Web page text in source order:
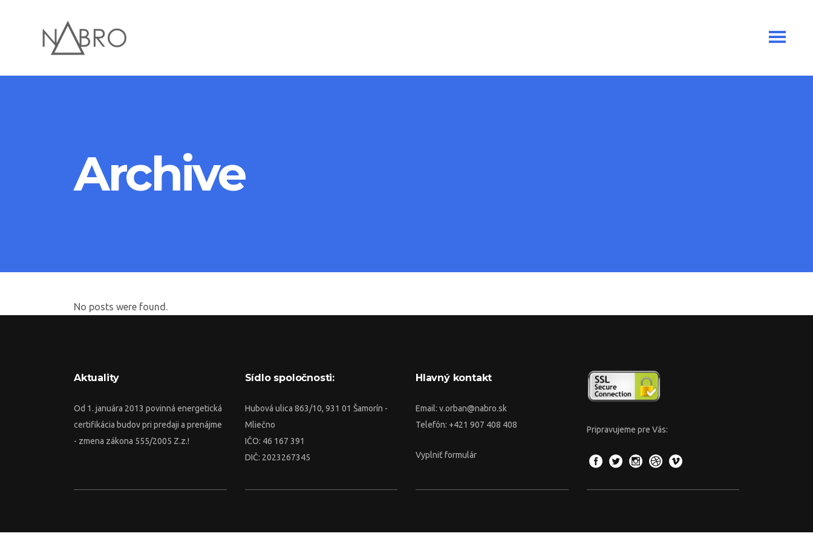
Archive
No posts were found.
Aktuality
Od 1. januára 2013 povinná energetická
certifikácia budov pri predaji a prenájme
- zmena zákona 555/2005 Z.z.!
Sídlo spoločnosti:
Hubová ulica 863/10, 931 01 Šamorín -
Mliečno
IČO: 46 167 391
DIČ: 2023267345
Hlavný kontakt
Email: v.orban@nabro.sk
Telefón: +421 907 408 408
Vyplniť formulár
Pripravujeme pre Vás: